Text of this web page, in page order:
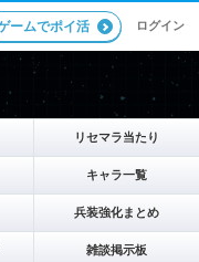
ームでポイ活 ログイン
リセマラ当たり
キャラ一覧
兵装強化まとめ
雑談掲示板